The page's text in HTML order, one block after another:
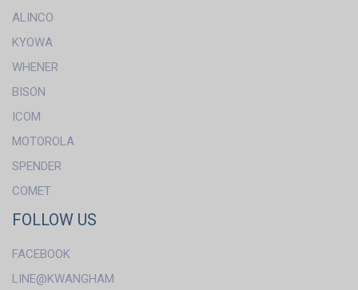
ALINCO
KYOWA
WHENER
BISON
ICOM
MOTOROLA
SPENDER
COMET
FOLLOW US
FACEBOOK
LINE@KWANGHAM